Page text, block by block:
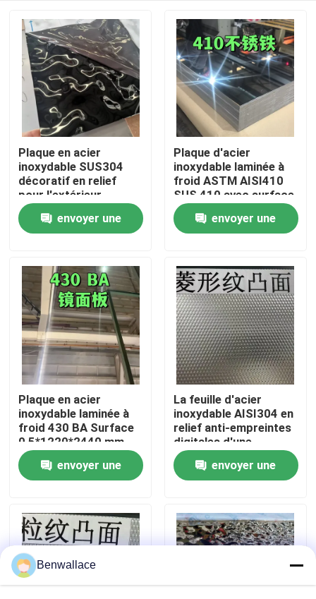
À la maison
Produits
Vidéos
À propos de nous
visite de l'usine
Contrôle de la qualité
Nous contacter
Les affaires
Plaque en acier
inoxydable SUS304
décoratif en relief
pour l'extérieur
architectural
envoyer une
Plaque d'acier
inoxydable laminée à
froid ASTM AISI410
SUS 410 avec surface
polissée BA
0,8*1220*2440
envoyer une
Plaque en acier
inoxydable laminée à
froid 430 BA Surface
0,5*1220*2440 mm
avec surface miroir 6K
envoyer une
La feuille d'acier
inoxydable AISI304 en
relief anti-empreintes
digitales d'une
épaisseur de 0,4 à 3,0
mm pour les
applications
envoyer une
Benwallace